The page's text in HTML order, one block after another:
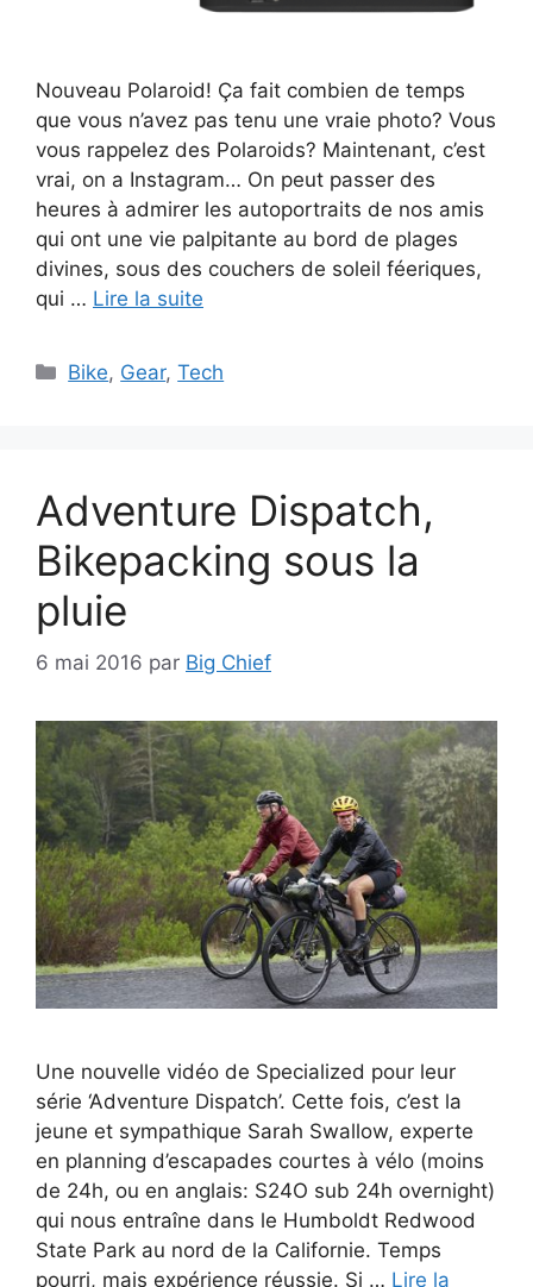
Nouveau Polaroid! Ça fait combien de temps
que vous n’avez pas tenu une vraie photo? Vous
vous rappelez des Polaroids? Maintenant, c’est
vrai, on a Instagram… On peut passer des
heures à admirer les autoportraits de nos amis
qui ont une vie palpitante au bord de plages
divines, sous des couchers de soleil féeriques,
qui … Lire la suite
Catégories
Bike, Gear,Tech
Adventure Dispatch,
Bikepacking sous la
pluie
6 mai 2016 par Big Chief
Une nouvelle vidéo de Specialized pour leur
série ‘Adventure Dispatch’. Cette fois, c’est la
jeune et sympathique Sarah Swallow, experte
en planning d’escapades courtes à vélo (moins
de 24h, ou en anglais: S24O sub 24h overnight)
qui nous entraîne dans le Humboldt Redwood
State Park au nord de la Californie. Temps
pourri, mais expérience réussie. Si … Lire la